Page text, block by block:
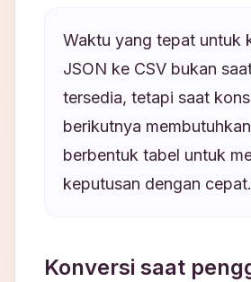
Waktu yang tepat untuk
JSON ke CSV bukan
tersedia, tetapi saat
berikutnya
berbentuk tabel untuk
keputusan dengan cepat.
Konversi saat